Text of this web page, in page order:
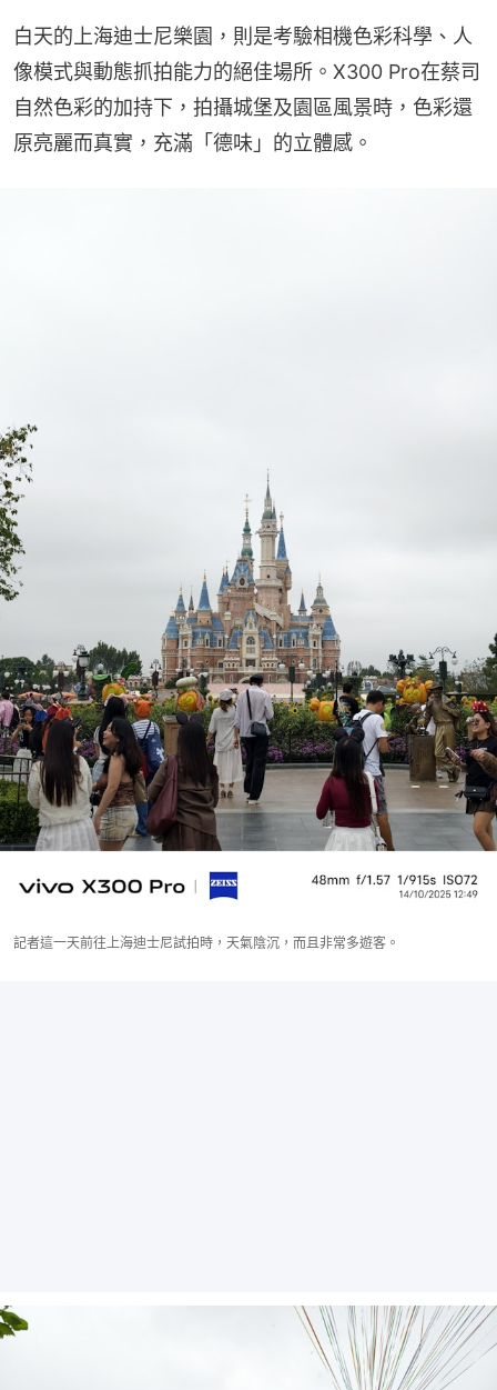
白天的上海迪士尼樂園，則是考驗相機色彩科學、人
像模式與動態抓拍能力的絕佳場所。X300 Pro在蔡司
自然色彩的加持下，拍攝城堡及園區風景時，色彩還
原亮麗而真實，充滿「德味」的立體感。
記者這一天前往上海迪士尼試拍時，天氣陰沉，而且非常多遊客。